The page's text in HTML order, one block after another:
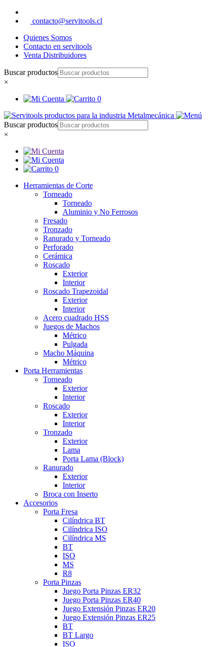
contacto@servitools.cl
Quienes Somos
Contacto en servitools
Venta Distribuidores
Buscar productos
×
0
Buscar productos
×
0
Herramientas de Corte
Torneado
Torneado
Aluminio y No Ferrosos
Fresado
Tronzado
Ranurado y Torneado
Perforado
Cerámica
Roscado
Exterior
Interior
Roscado Trapezoidal
Exterior
Interior
Acero cuadrado HSS
Juegos de Machos
Métrico
Pulgada
Macho Máquina
Métrico
Porta Herramientas
Torneado
Exterior
Interior
Roscado
Exterior
Interior
Tronzado
Exterior
Lama
Porta Lama (Block)
Ranurado
Exterior
Interior
Broca con Inserto
Accesorios
Porta Fresa
Cilíndrica BT
Cilíndrica ISO
Cilíndrica MS
BT
ISO
MS
R8
Porta Pinzas
Juego Porta Pinzas ER32
Juego Porta Pinzas ER40
Juego Extensión Pinzas ER20
Juego Extensión Pinzas ER25
BT
BT Largo
ISO